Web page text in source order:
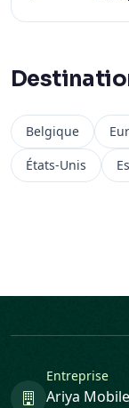
Belgique
États-Unis
Entreprise
Ariya